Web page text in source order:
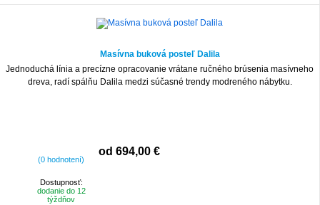
Masívna buková posteľ Dalila
Jednoduchá línia a precízne opracovanie vrátane ručného brúsenia masívneho
dreva, radí spálňu Dalila medzi súčasné trendy modreného nábytku.
(0 hodnotení)
Dostupnosť:
dodanie do 12
týždňov
od 694,00 €